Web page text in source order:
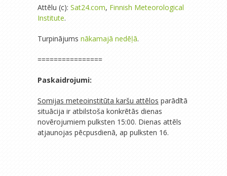
Attēlu (c): Sat24.com, Finnish Meteorological
Institute.
Turpinājums nākamajā nedēļā.
================
Paskaidrojumi:
Somijas meteoinstitūta karšu attēlos parādītā
situācija ir atbilstoša konkrētās dienas
novērojumiem pulksten 15:00. Dienas attēls
atjaunojas pēcpusdienā, ap pulksten 16.